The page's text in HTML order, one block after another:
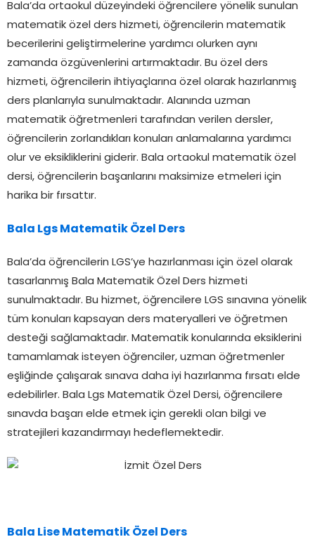
Bala’da ortaokul düzeyindeki öğrencilere yönelik sunulan
matematik özel ders hizmeti, öğrencilerin matematik
becerilerini geliştirmelerine yardımcı olurken aynı
zamanda özgüvenlerini artırmaktadır. Bu özel ders
hizmeti, öğrencilerin ihtiyaçlarına özel olarak hazırlanmış
ders planlarıyla sunulmaktadır. Alanında uzman
matematik öğretmenleri tarafından verilen dersler,
öğrencilerin zorlandıkları konuları anlamalarına yardımcı
olur ve eksikliklerini giderir. Bala ortaokul matematik özel
dersi, öğrencilerin başarılarını maksimize etmeleri için
harika bir fırsattır.
Bala Lgs Matematik Özel Ders
Bala’da öğrencilerin LGS’ye hazırlanması için özel olarak
tasarlanmış Bala Matematik Özel Ders hizmeti
sunulmaktadır. Bu hizmet, öğrencilere LGS sınavına yönelik
tüm konuları kapsayan ders materyalleri ve öğretmen
desteği sağlamaktadır. Matematik konularında eksiklerini
tamamlamak isteyen öğrenciler, uzman öğretmenler
eşliğinde çalışarak sınava daha iyi hazırlanma fırsatı elde
edebilirler. Bala Lgs Matematik Özel Dersi, öğrencilere
sınavda başarı elde etmek için gerekli olan bilgi ve
stratejileri kazandırmayı hedeflemektedir.
Bala Lise Matematik Özel Ders